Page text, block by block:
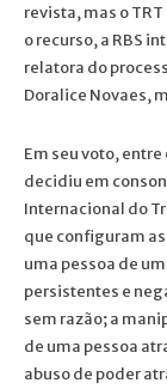
revista, mas o
o recurso, a RBS
relatora do
Doralice Novaes,
Em seu voto,
decidiu em
Internacional do
que configuram
uma pessoa de
persistentes e
sem razão; a
de uma pessoa
abuso de poder